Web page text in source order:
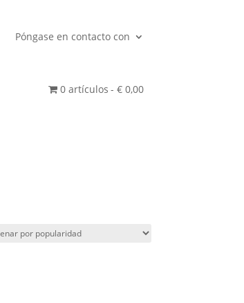
Póngase en contacto con
0 artículos € 0,00